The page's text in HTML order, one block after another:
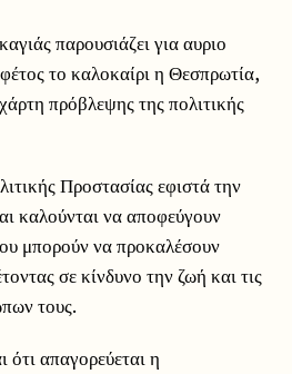
παρουσιάζει για αυριο
το καλοκαίρι η Θεσπρωτία,
πρόβλεψης της πολιτικής
Προστασίας εφιστά την
καλούνται να αποφεύγουν
μπορούν να προκαλέσουν
σε κίνδυνο την ζωή και τις
τους.
ότι απαγορεύεται η